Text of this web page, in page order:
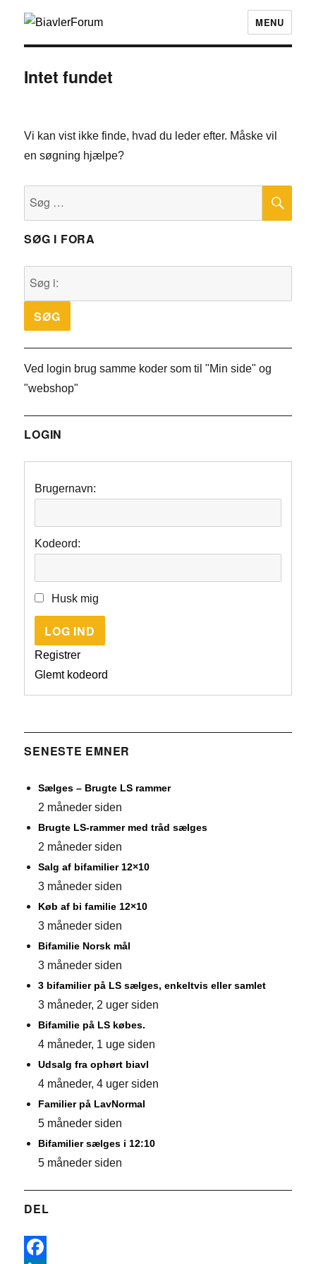
MENU
Intet fundet
Vi kan vist ikke finde, hvad du leder efter. Måske vil
en søgning hjælpe?
SØG I FORA
Ved login brug samme koder som til "Min side" og
"webshop"
LOGIN
Brugernavn:
Kodeord:
Husk mig
LOG IND
Registrer
Glemt kodeord
SENESTE EMNER
Sælges – Brugte LS rammer
2 måneder siden
Brugte LS-rammer med tråd sælges
2 måneder siden
Salg af bifamilier 12×10
3 måneder siden
Køb af bi familie 12×10
3 måneder siden
Bifamilie Norsk mål
3 måneder siden
3 bifamilier på LS sælges, enkeltvis eller samlet
3 måneder, 2 uger siden
Bifamilie på LS købes.
4 måneder, 1 uge siden
Udsalg fra ophørt biavl
4 måneder, 4 uger siden
Familier på LavNormal
5 måneder siden
Bifamilier sælges i 12:10
5 måneder siden
DEL